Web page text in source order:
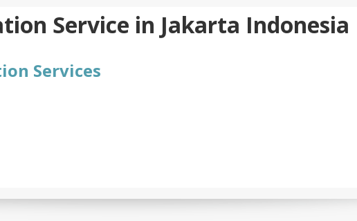
Service in Jakarta Indonesia
Services